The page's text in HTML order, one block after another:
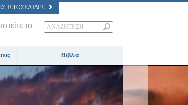
ΙΣΤΟΣΕΛΊΔΕΣ
το
Βιβλία